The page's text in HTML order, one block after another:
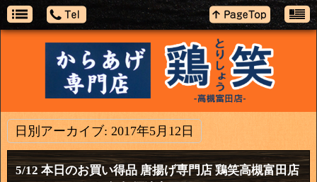
日別アーカイブ: 2017年5月12日
5/12 本日のお買い得品 唐揚げ専門店 鶏笑高槻富田店